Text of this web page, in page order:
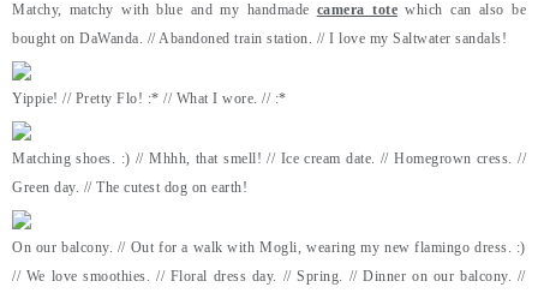
Matchy, matchy with blue and my handmade camera tote which can also be
bought on DaWanda. // Abandoned train station. // I love my Saltwater sandals!
Yippie! // Pretty Flo! :* // What I wore. // :*
Matching shoes. :) // Mhhh, that smell! // Ice cream date. // Homegrown cress. //
Green day. // The cutest dog on earth!
On our balcony. // Out for a walk with Mogli, wearing my new flamingo dress. :)
// We love smoothies. // Floral dress day. // Spring. // Dinner on our balcony. //